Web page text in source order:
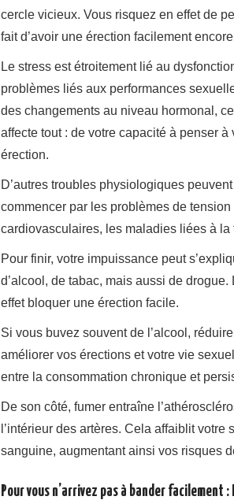
cercle vicieux. Vous risquez en effet de
fait d’avoir une érection facilement
Le stress est étroitement lié au
problèmes liés aux performances
des changements au niveau hormonal,
affecte tout : de votre capacité à penser
érection.
D’autres troubles physiologiques
commencer par les problèmes de
cardiovasculaires, les maladies liées à
Pour finir, votre impuissance peut
d’alcool, de tabac, mais aussi de
effet bloquer une érection facile.
Si vous buvez souvent de l’alcool,
améliorer vos érections et votre vie
entre la consommation chronique et
De son côté, fumer entraîne
l’intérieur des artères. Cela affaiblit
sanguine, augmentant ainsi vos risques
Pour vous n’arrivez pas à bander facilement